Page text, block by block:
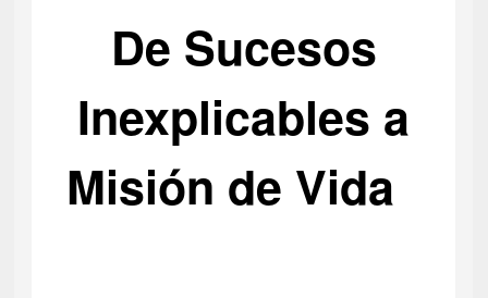
De Sucesos
Inexplicables a
Misión de Vida